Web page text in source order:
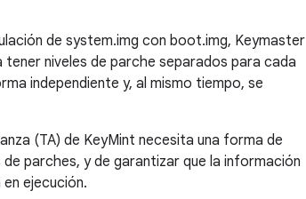
de system.img con boot.img, Keymaster
niveles de parche separados para cada
independiente y, al mismo tiempo, se
(TA) de KeyMint necesita una forma de
parches, y de garantizar que la información
ejecución.